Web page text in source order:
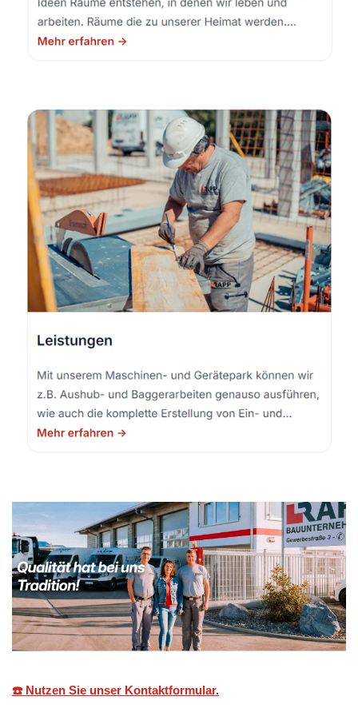
☎️ Nutzen Sie unser Kontaktformular.